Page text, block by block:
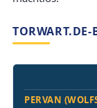
TORWART.DE-
PERVAN